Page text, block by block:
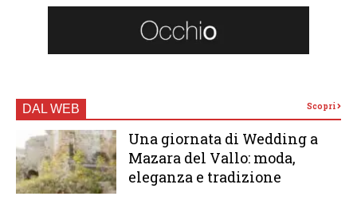
DAL WEB Scopri
Una giornata di Wedding a
Mazara del Vallo: moda,
eleganza e tradizione